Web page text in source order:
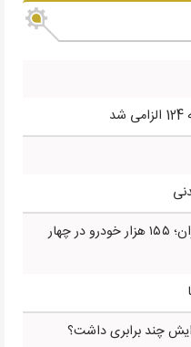
افت ۳۴ درصدی فروش خودروسازان؛ ۱۵۵ هزار خودرو در چهار
چند برابری داشت؟